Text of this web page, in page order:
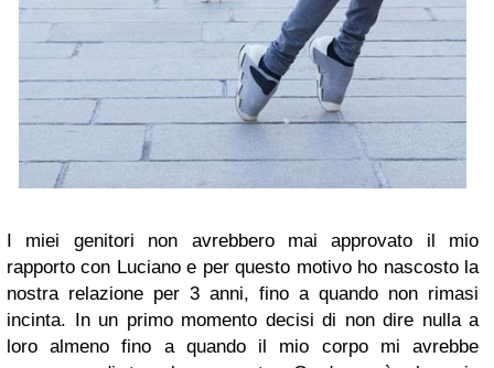
I miei genitori non avrebbero mai approvato il mio
rapporto con Luciano e per questo motivo ho nascosto la
nostra relazione per 3 anni, fino a quando non rimasi
incinta. In un primo momento decisi di non dire nulla a
loro almeno fino a quando il mio corpo mi avrebbe